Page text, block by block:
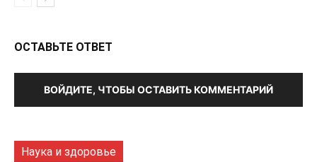
ОСТАВЬТЕ ОТВЕТ
ВОЙДИТЕ, ЧТОБЫ ОСТАВИТЬ КОММЕНТАРИЙ
Наука и здоровье